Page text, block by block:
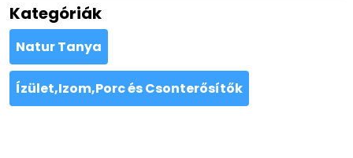
Kategóriák
Natur Tanya
Ízület,Izom,Porc és Csonterősítők